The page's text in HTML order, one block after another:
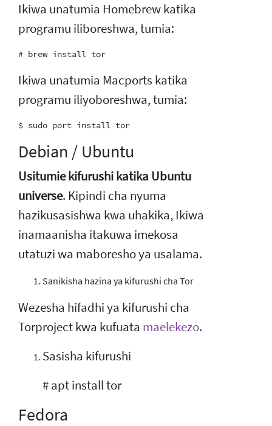
Ikiwa unatumia Homebrew katika
programu iliboreshwa, tumia:
Ikiwa unatumia Macports katika
programu iliyoboreshwa, tumia:
Debian / Ubuntu
Usitumie kifurushi katika Ubuntu
universe. Kipindi cha nyuma
hazikusasishwa kwa uhakika, Ikiwa
inamaanisha itakuwa imekosa
utatuzi wa maboresho ya usalama.
Sanikisha hazina ya kifurushi cha Tor
Wezesha hifadhi ya kifurushi cha
Torproject kwa kufuata maelekezo.
Sasisha kifurushi
# apt install tor
Fedora